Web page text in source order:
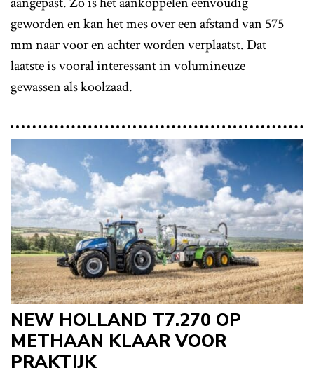
geworden en kan het mes over een afstand van 575
mm naar voor en achter worden verplaatst. Dat
laatste is vooral interessant in volumineuze
gewassen als koolzaad.
NEW HOLLAND T7.270 OP
METHAAN KLAAR VOOR
PRAKTIJK